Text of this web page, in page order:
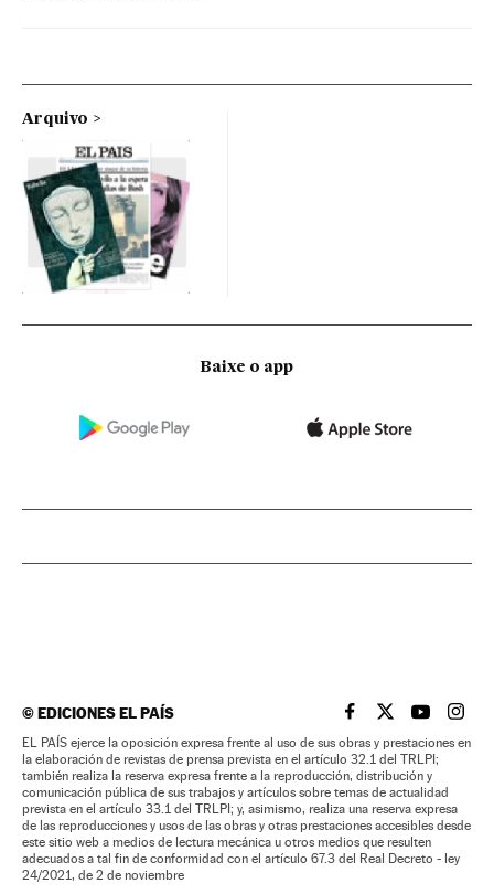
Arquivo
Baixe o app
©EDICIONES EL PAÍS EL PAÍS BRASIL EN
EL PAÍSEL PAÍS
EL
EL PAÍS ejerce la oposición expresa frente al uso de sus obras y prestaciones en
la elaboración de revistas de prensa prevista en el artículo 32.1 del TRLPI;
también realiza la reserva expresa frente a la reproducción, distribución y
comunicación pública de sus trabajos y artículos sobre temas de actualidad
prevista en el artículo 33.1 del TRLPI; y, asimismo, realiza una reserva expresa
de las reproducciones y usos de las obras y otras prestaciones accesibles desde
este sitio web a medios de lectura mecánica u otros medios que resulten
adecuados a tal fin de conformidad con el artículo 67.3 del Real Decreto - ley
24/2021, de 2 de noviembre